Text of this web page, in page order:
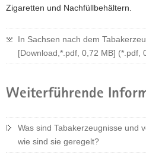
Zigaretten und Nachfüllbehältern.
In Sachsen nach dem
[Download,*.pdf, 0,72 MB] (*.pdf,
Weiterführende
Was sind Tabakerzeugnisse und
wie sind sie geregelt?